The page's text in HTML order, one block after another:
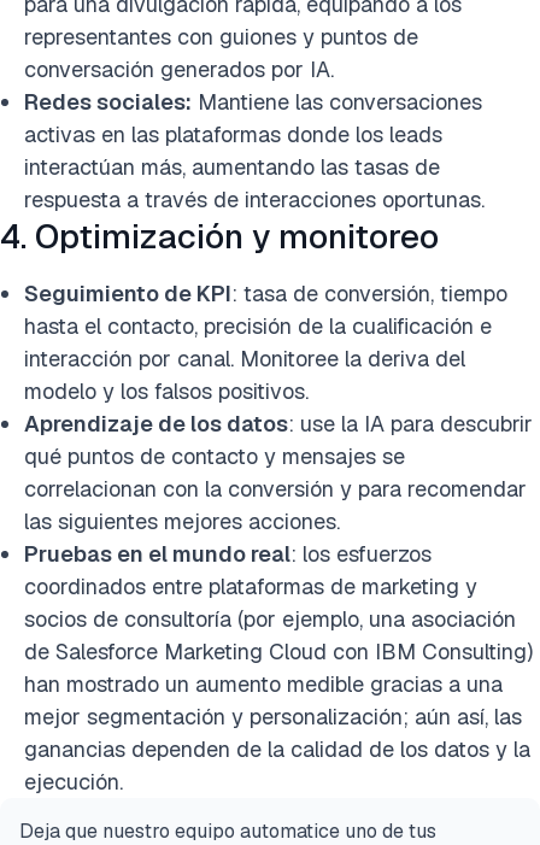
representantes con guiones y puntos de
conversación generados por IA.
Redes sociales: Mantiene las conversaciones
activas en las plataformas donde los leads
interactúan más, aumentando las tasas de
respuesta a través de interacciones oportunas.
4. Optimización y monitoreo
Seguimiento de KPI: tasa de conversión, tiempo
hasta el contacto, precisión de la cualificación e
interacción por canal. Monitoree la deriva del
modelo y los falsos positivos.
Aprendizaje de los datos: use la IA para descubrir
qué puntos de contacto y mensajes se
correlacionan con la conversión y para recomendar
las siguientes mejores acciones.
Pruebas en el mundo real: los esfuerzos
coordinados entre plataformas de marketing y
socios de consultoría (por ejemplo, una asociación
de Salesforce Marketing Cloud con IBM Consulting)
han mostrado un aumento medible gracias a una
mejor segmentación y personalización; aún así, las
ganancias dependen de la calidad de los datos y la
ejecución.
Deja que nuestro equipo automatice uno de tus